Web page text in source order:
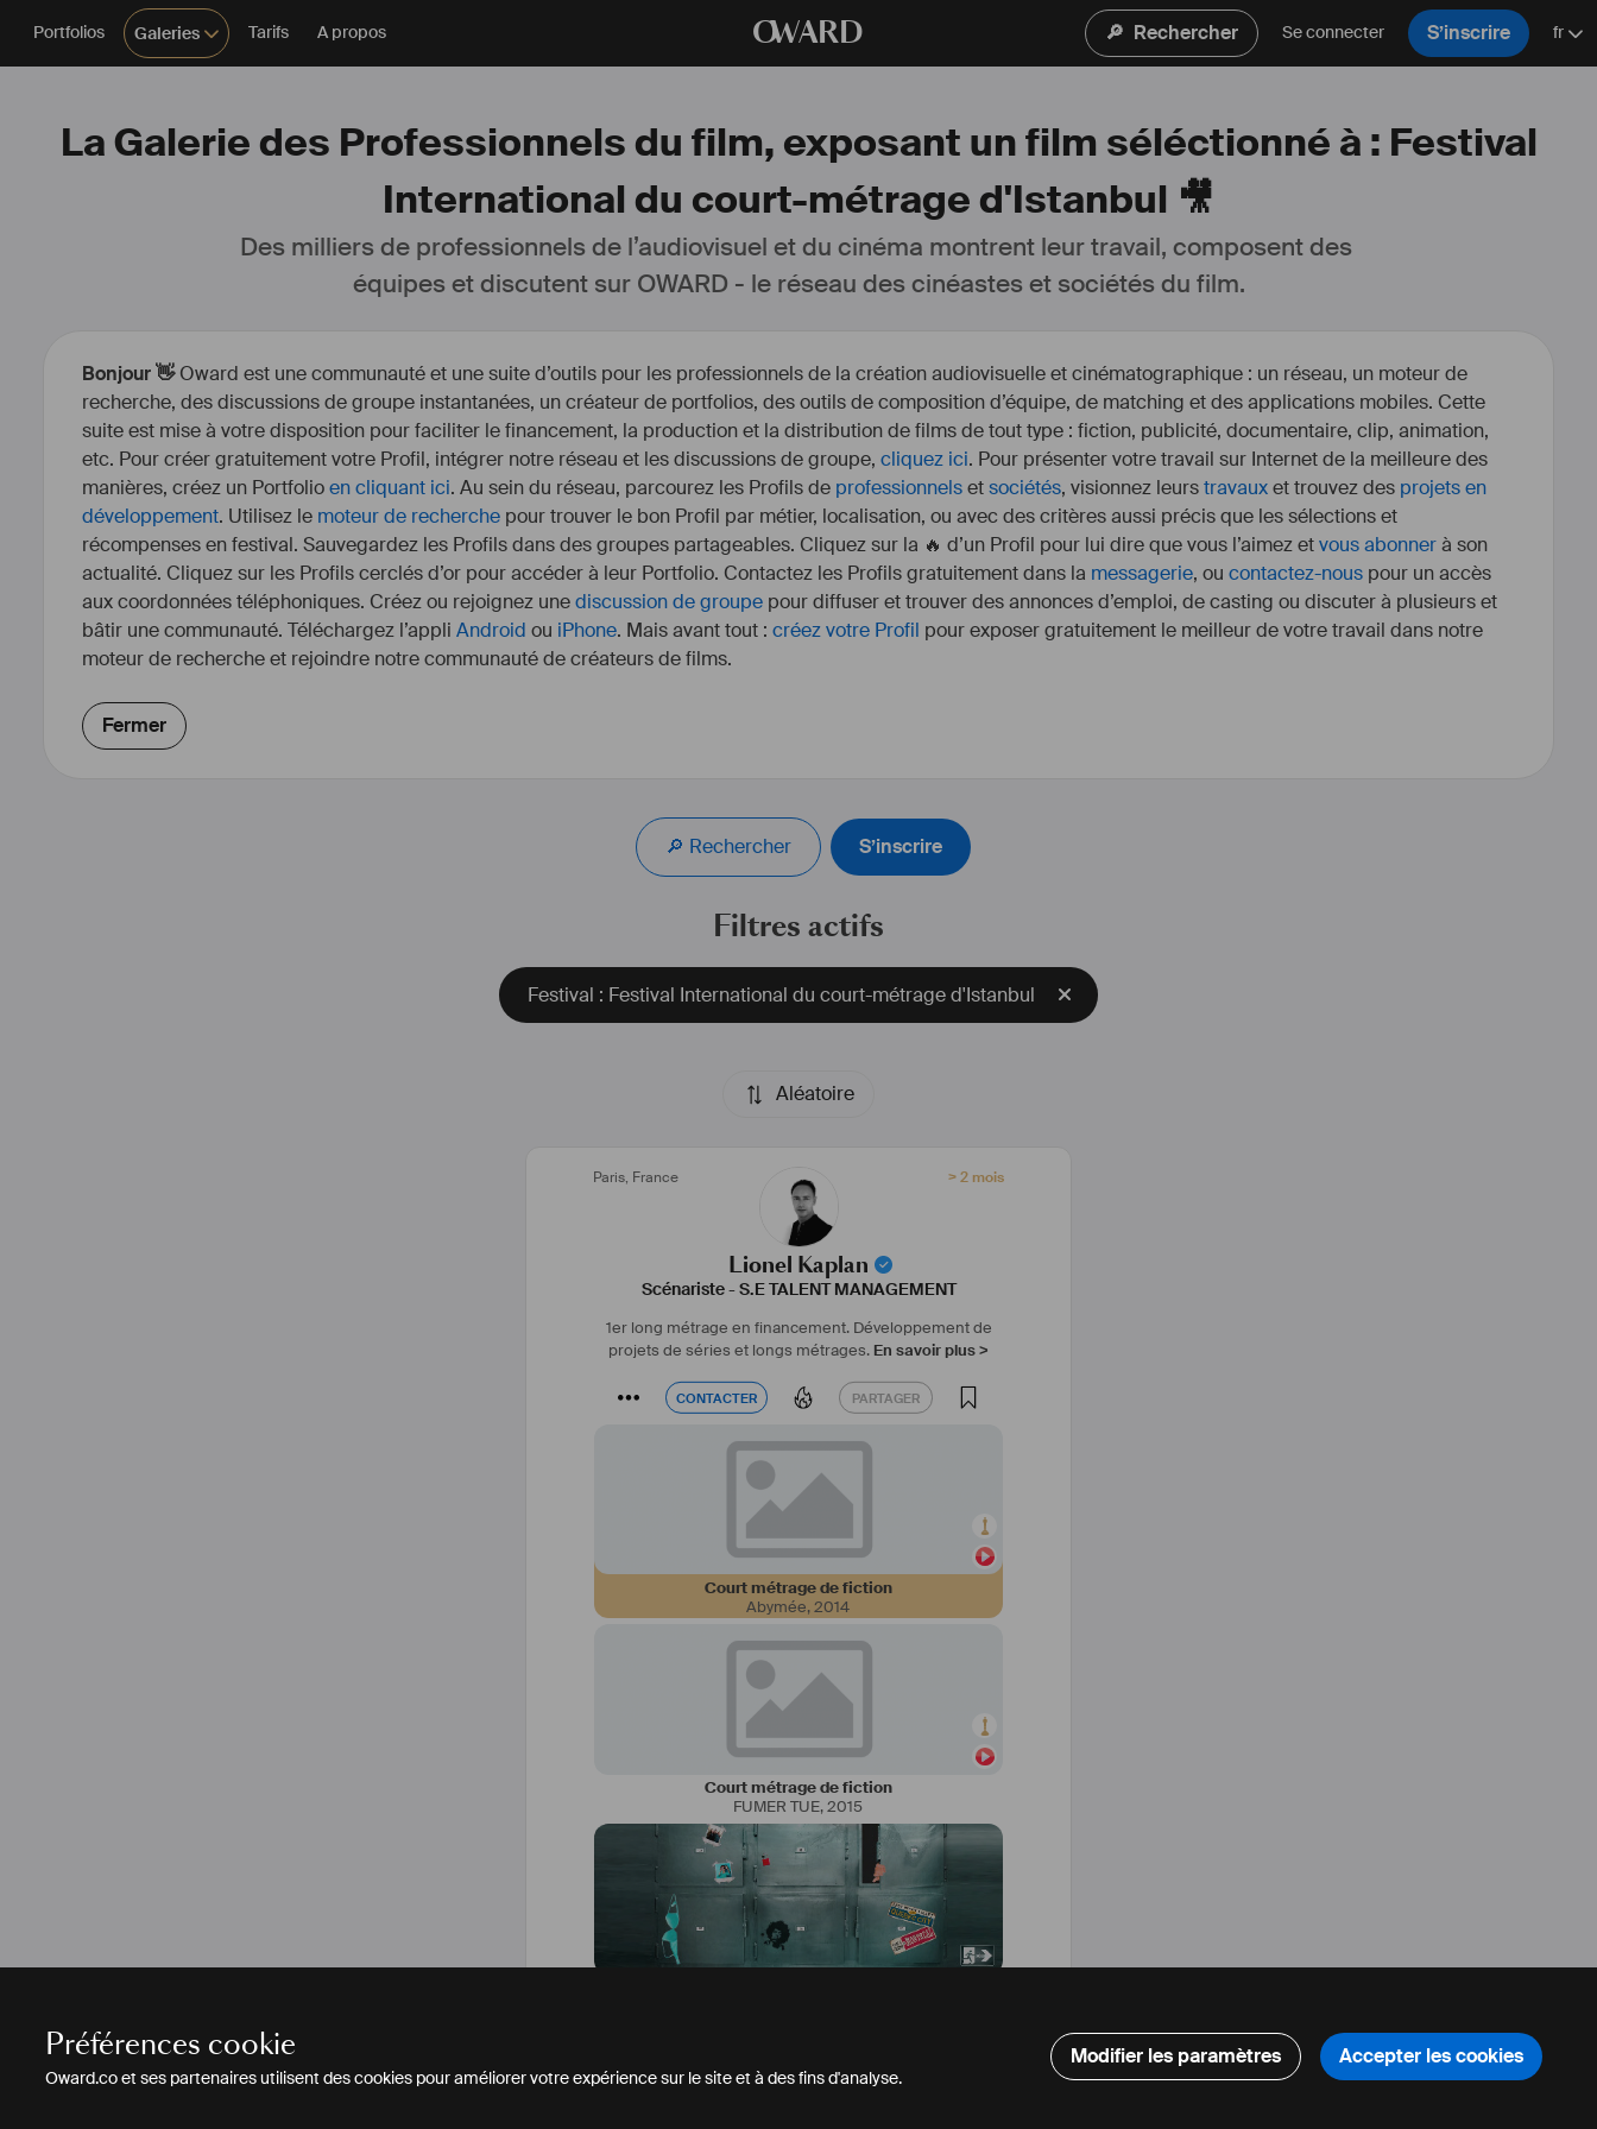
Préférences cookie
Oward.co et ses partenaires utilisent des cookies pour améliorer votre expérience sur le site et à des fins d'analyse.
Modifier les paramètres Accepter les cookies
Portfolios Galeries Tarifs A propos OWARD 🔎 Rechercher Se connecter S’inscrire fr
La Galerie des Professionnels du film, exposant un film séléctionné à : Festival
International du court-métrage d'Istanbul 🎥
Des milliers de professionnels de l’audiovisuel et du cinéma montrent leur travail, composent des
équipes et discutent sur OWARD - le réseau des cinéastes et sociétés du film.
Bonjour 👋Oward est une communauté et une suite d’outils pour les professionnels de la création audiovisuelle et cinématographique : un réseau, un moteur de
recherche, des discussions de groupe instantanées, un créateur de portfolios, des outils de composition d’équipe, de matching et des applications mobiles. Cette
suite est mise à votre disposition pour faciliter le financement, la production et la distribution de films de tout type : fiction, publicité, documentaire, clip, animation,
etc. Pour créer gratuitement votre Profil, intégrer notre réseau et les discussions de groupe, cliquez ici. Pour présenter votre travail sur Internet de la meilleure des
manières, créez un Portfolioen cliquant ici. Au sein du réseau, parcourez les Profils de professionnelsetsociétés, visionnez leurstravauxet trouvez des projets en
développement. Utilisez le moteur de recherche pour trouver le bon Profil par métier, localisation, ou avec des critères aussi précis que les sélections et
récompenses en festival. Sauvegardez les Profils dans des groupes partageables. Cliquez sur la 🔥 d’un Profil pour lui dire que vous l’aimez etvous abonnerà son
actualité. Cliquez sur les Profils cerclés d’or pour accéder à leur Portfolio. Contactez les Profils gratuitement dans la messagerie, ou contactez-nous pour un accès
aux coordonnées téléphoniques. Créez ou rejoignez unediscussion de groupe pour diffuser et trouver des annonces d’emploi, de casting ou discuter à plusieurs et
bâtir une communauté. Téléchargez l’appli Android ou iPhone. Mais avant tout : créez votre Profil pour exposer gratuitement le meilleur de votre travail dans notre
moteur de recherche et rejoindre notre communauté de créateurs de films.
Fermer
🔎 Rechercher S’inscrire
Filtres actifs
Festival : Festival International du court-métrage d'Istanbul
Aléatoire
Paris, France > 2 mois
Lionel Kaplan
Scénariste-S.E TALENT MANAGEMENT
1er long métrage en financement. Développement de
projets de séries et longs métrages. En savoir plus >
Lauréat du Fond Série S.AC.D / France TV
Lauréat du Prix Altermedia (Long métrage)
CONTACTER PARTAGER
CONTACTER PARTAGER
Court métrage de fiction
Abymée,2014
Court métrage de fiction
FUMER TUE,2015